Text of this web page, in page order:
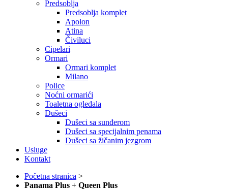
Predsoblja
Predsoblja komplet
Apolon
Atina
Čiviluci
Cipelari
Ormari
Ormari komplet
Milano
Police
Noćni ormarići
Toaletna ogledala
Dušeci
Dušeci sa sunđerom
Dušeci sa specijalnim penama
Dušeci sa žičanim jezgrom
Usluge
Kontakt
Početna stranica >
Panama Plus + Queen Plus